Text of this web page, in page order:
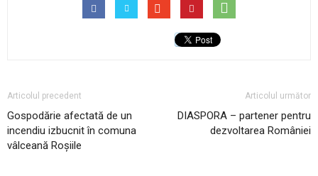
Articolul precedent
Gospodărie afectată de un
incendiu izbucnit în comuna
vâlceană Roșiile
Articolul următor
DIASPORA – partener pentru
dezvoltarea României